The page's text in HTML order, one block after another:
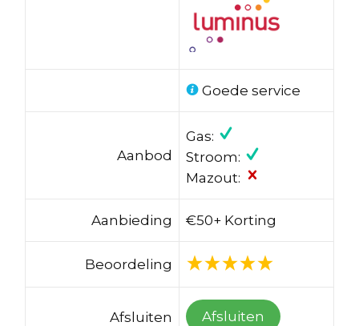
Goede service
Aanbod
Gas:
Stroom:
Mazout:
Aanbieding €50+ Korting
Beoordeling
Afsluiten Afsluiten